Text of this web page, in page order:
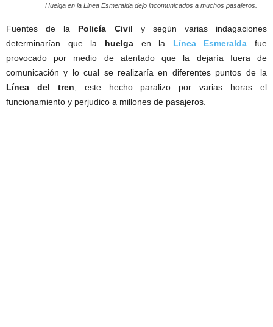
Huelga en la Linea Esmeralda dejo incomunicados a muchos pasajeros.
Fuentes de la Policía Civil y según varias indagaciones
determinarían que la huelgaen la Línea Esmeralda fue
provocado por medio de atentado que la dejaría fuera de
comunicación y lo cual se realizaría en diferentes puntos de la
Línea del tren , este hecho paralizo por varias horas el
funcionamiento y perjudico a millones de pasajeros.